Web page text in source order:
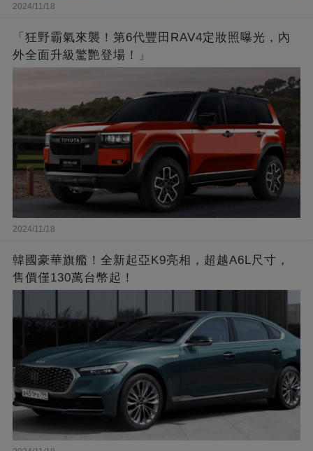
2024/11/18
「狂野霸氣來襲！第6代豐田RAV4定妝照曝光，內
外全面升級驚艷登場！」
2024/11/18
韓國豪華旗艦！全新起亞K9亮相，超越A6L尺寸，
售價僅130萬台幣起！